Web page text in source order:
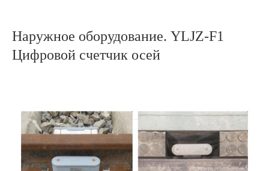
Наружное оборудование. YLJZ-F1
Цифровой счетчик осей